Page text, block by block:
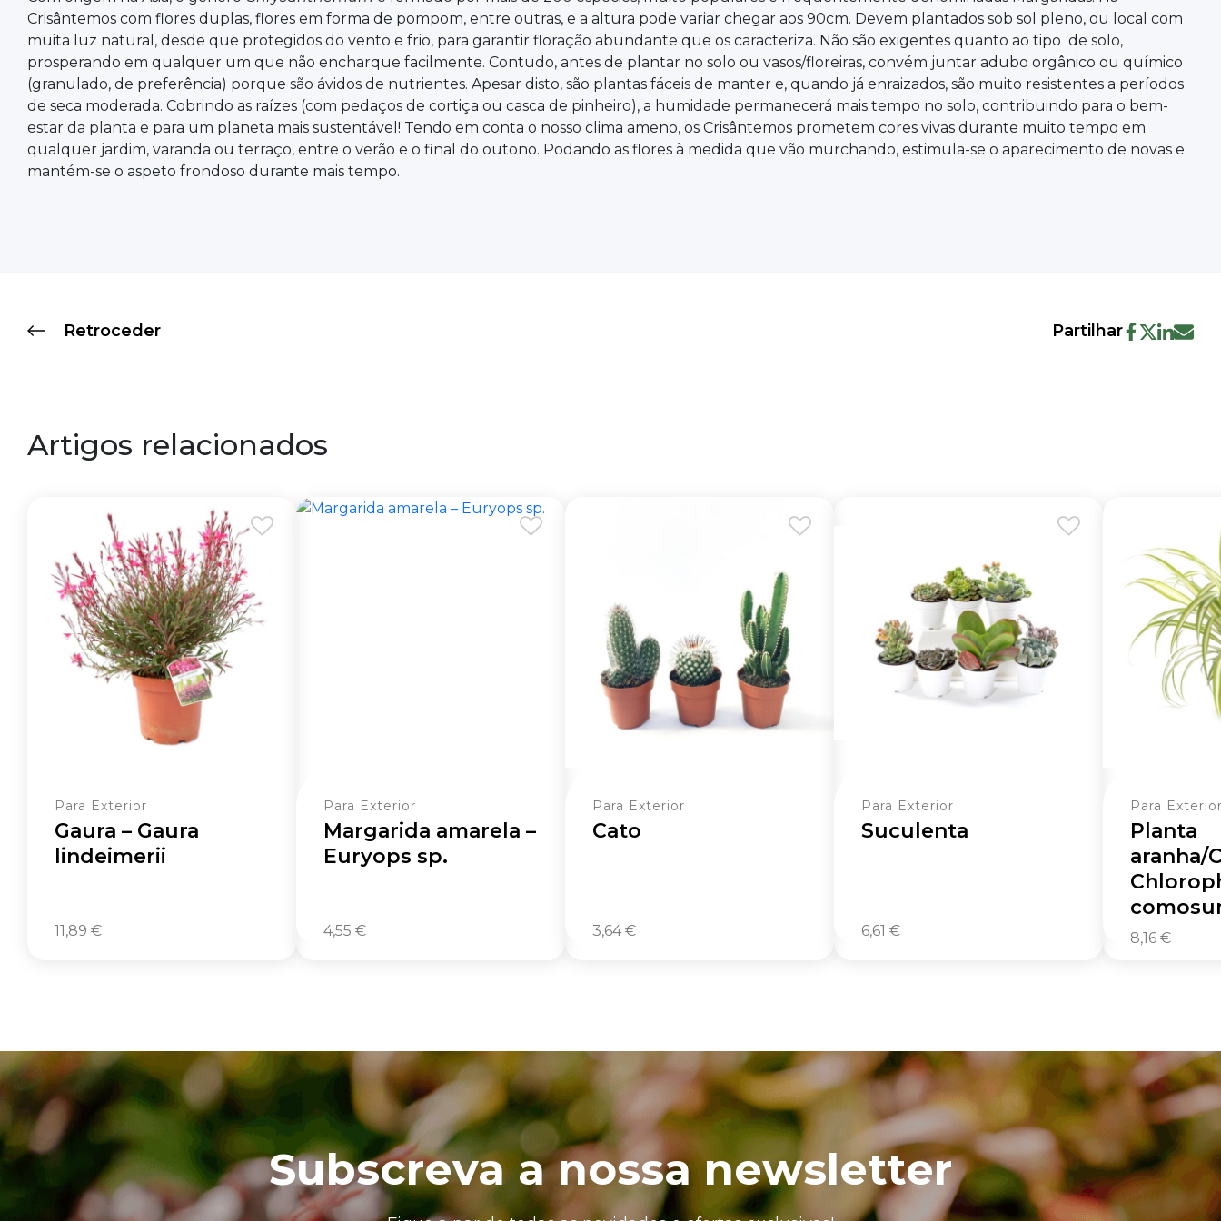
Crisântemos com flores duplas, flores em forma de pompom, entre outras, e a altura pode variar chegar aos 90cm. Devem plantados sob sol pleno, ou local com
muita luz natural, desde que protegidos do vento e frio, para garantir floração abundante que os caracteriza. Não são exigentes quanto ao tipo de solo,
prosperando em qualquer um que não encharque facilmente. Contudo, antes de plantar no solo ou vasos/floreiras, convém juntar adubo orgânico ou químico
(granulado, de preferência) porque são ávidos de nutrientes. Apesar disto, são plantas fáceis de manter e, quando já enraizados, são muito resistentes a períodos
de seca moderada. Cobrindo as raízes (com pedaços de cortiça ou casca de pinheiro), a humidade permanecerá mais tempo no solo, contribuindo para o bem-
estar da planta e para um planeta mais sustentável! Tendo em conta o nosso clima ameno, os Crisântemos prometem cores vivas durante muito tempo em
qualquer jardim, varanda ou terraço, entre o verão e o final do outono. Podando as flores à medida que vão murchando, estimula-se o aparecimento de novas e
mantém-se o aspeto frondoso durante mais tempo.
Retroceder Partilhar
Artigos relacionados
Para Exterior
Gaura – Gaura
lindeimerii
11,89 €
Para Exterior
Margarida amarela –
Euryops sp.
4,55 €
Para Exterior
Cato
3,64€
Para Exterior
Suculenta
6,61 €
Para
Planta
aranha/
8,16 €
Subscreva a nossa newsletter